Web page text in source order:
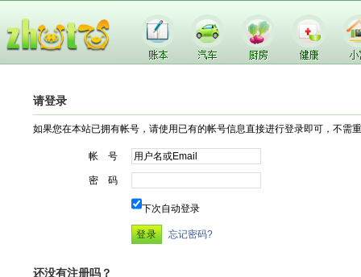
请登录
如果您在本站已拥有帐号，请使用已有的帐号信息直接进行登录即可，不需
帐 号
密 码
下次自动登录
忘记密码?
还没有注册吗？